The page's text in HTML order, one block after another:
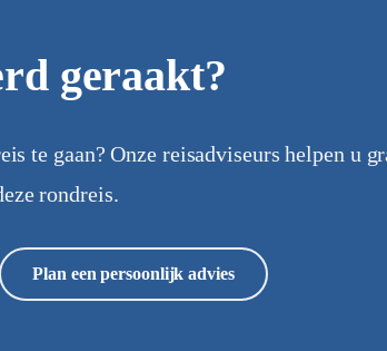
geraakt?
te gaan? Onze reisadviseurs helpen u
rondreis.
Plan een persoonlijk advies